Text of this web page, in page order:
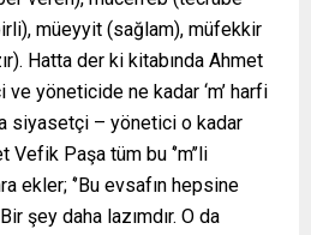
müeyyit (sağlam), müfekkir
Hatta der ki kitabında Ahmet
ve yöneticide ne kadar ‘m’ harfi
siyasetçi – yönetici o kadar
Vefik Paşa tüm bu ‘’m’’li
ekler; ‘’Bu evsafın hepsine
şey daha lazımdır. O da